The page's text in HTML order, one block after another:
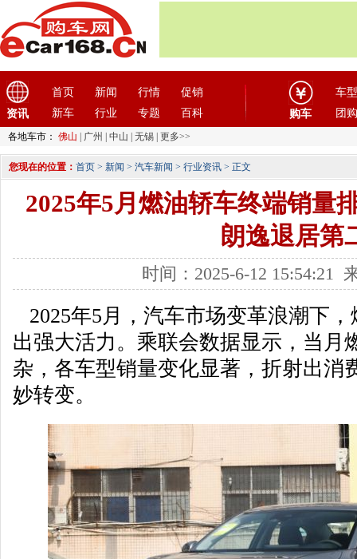
资讯
首页 新闻 行情
促销
新车
行业 专题 百科 购车
车型
团购
各地车市： 佛山 广州 中山 无锡 更多>>
您现在的位置： 首页 > 新闻 > 汽车新闻 > 行业资讯 > 正文
2025年5月燃油轿车终端销量
朗逸退居第
时间：2025-6-12 15:54:21
2025年5月，汽车市场变革浪潮下
出强大活力。乘联会数据显示，当月
杂，各车型销量变化显著，折射出消
妙转变。